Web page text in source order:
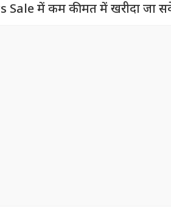
में कम कीमत में खरीदा जा